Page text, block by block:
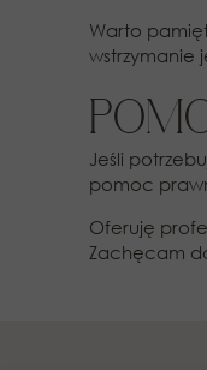
Warto
wstrzymanie
Jeśli
pomoc
Oferuję
Zachęcam